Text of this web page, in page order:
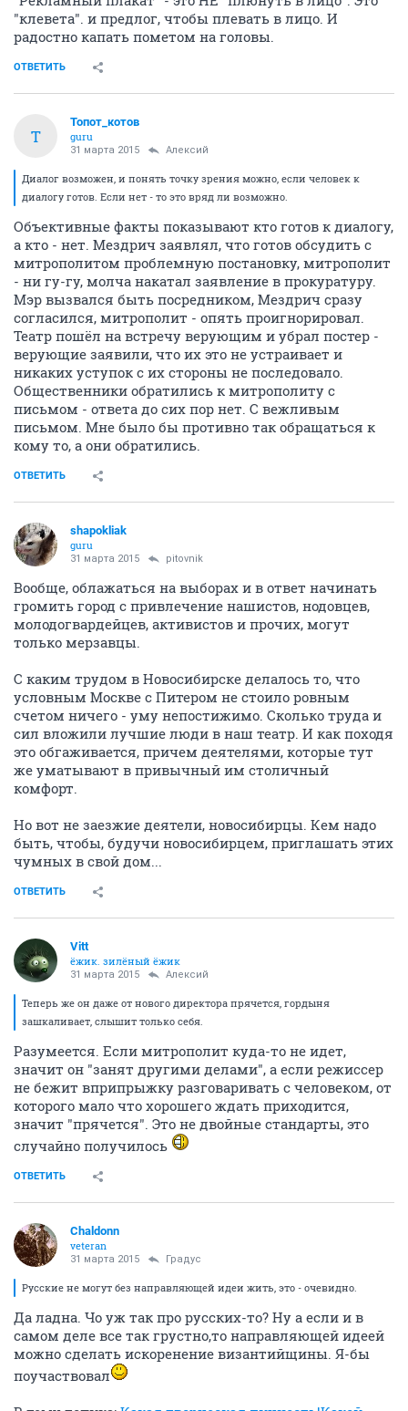
"клевета". и предлог, чтобы плевать в лицо. И
радостно капать пометом на головы.
ОТВЕТИТЬ
Т
Топот_котов
guru
31 марта 2015 Алексий
Диалог возможен, и понять точку зрения можно, если человек к
диалогу готов. Если нет - то это вряд ли возможно.
Объективные факты показывают кто готов к диалогу,
а кто - нет. Мездрич заявлял, что готов обсудить с
митрополитом проблемную постановку, митрополит
- ни гу-гу, молча накатал заявление в прокуратуру.
Мэр вызвался быть посредником, Мездрич сразу
согласился, митрополит - опять проигнорировал.
Театр пошёл на встречу верующим и убрал постер -
верующие заявили, что их это не устраивает и
никаких уступок с их стороны не последовало.
Общественники обратились к митрополиту с
письмом - ответа до сих пор нет. С вежливым
письмом. Мне было бы противно так обращаться к
кому то, а они обратились.
ОТВЕТИТЬ
shapokliak
guru
31 марта 2015 pitovnik
Вообще, облажаться на выборах и в ответ начинать
громить город с привлечение нашистов, нодовцев,
молодогвардейцев, активистов и прочих, могут
только мерзавцы.
С каким трудом в Новосибирске делалось то, что
условным Москве с Питером не стоило ровным
счетом ничего - уму непостижимо. Сколько труда и
сил вложили лучшие люди в наш театр. И как походя
это обгаживается, причем деятелями, которые тут
же уматывают в привычный им столичный
комфорт.
Но вот не заезжие деятели, новосибирцы. Кем надо
быть, чтобы, будучи новосибирцем, приглашать этих
чумных в свой дом...
ОТВЕТИТЬ
Vitt
ёжик. зилёный ёжик
31 марта 2015 Алексий
Теперь же он даже от нового директора прячется, гордыня
зашкаливает, слышит только себя.
Разумеется. Если митрополит куда-то не идет,
значит он "занят другими делами", а если режиссер
не бежит вприпрыжку разговаривать с человеком, от
которого мало что хорошего ждать приходится,
значит "прячется". Это не двойные стандарты, это
случайно получилось
ОТВЕТИТЬ
Chaldonn
veteran
31 марта 2015 Градус
Русские не могут без направляющей идеи жить, это - очевидно.
Да ладна. Чо уж так про русских-то? Ну а если и в
самом деле все так грустно,то направляющей идеей
можно сделать искоренение византийщины. Я-бы
поучаствовал